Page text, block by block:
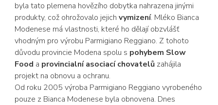
byla tato plemena hovězího dobytka nahrazena jinými
produkty, což ohrožovalo jejich vymizení. Mléko Bianca
Modenese má vlastnosti, které ho dělají obzvlášť
vhodným pro výrobu Parmigiano Reggiano. Z tohoto
důvodu provincie Modena spolu s pohybem Slow
Food a provincialní asociací chovatelů zahájila
projekt na obnovu a ochranu.
Od roku 2005 výroba Parmigiano Reggiano vyrobeného
pouze z Bianca Modenese byla obnovena. Dnes